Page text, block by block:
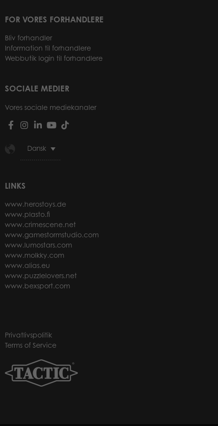
FOR VORES FORHANDLERE
Bliv forhandler
Information til forhandlere
Webbutik login til forhandlere
SOCIALE MEDIER
Vores sociale mediekanaler
Dansk
LINKS
www.herostoys.de
www.plasto.fi
www.crimescene.net
www.gamestormstudio.com
www.lumostars.com
www.molkky.com
www.alias.eu
www.puzzlelovers.net
www.bexsport.com
Privatlivspolitik
Terms of Service